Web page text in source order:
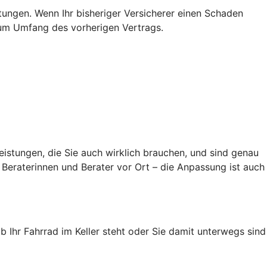
Wenn Ihr bisheriger Versicherer einen Schaden
Umfang des vorherigen Vertrags.
die Sie auch wirklich brauchen, und sind genau
und Berater vor Ort – die Anpassung ist auch
Ihr Fahrrad im Keller steht oder Sie damit unterwegs sind